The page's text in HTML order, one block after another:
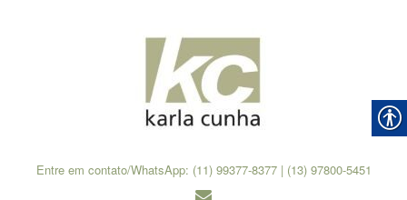
Entre em contato/WhatsApp: (11) 99377-8377 | (13) 97800-5451